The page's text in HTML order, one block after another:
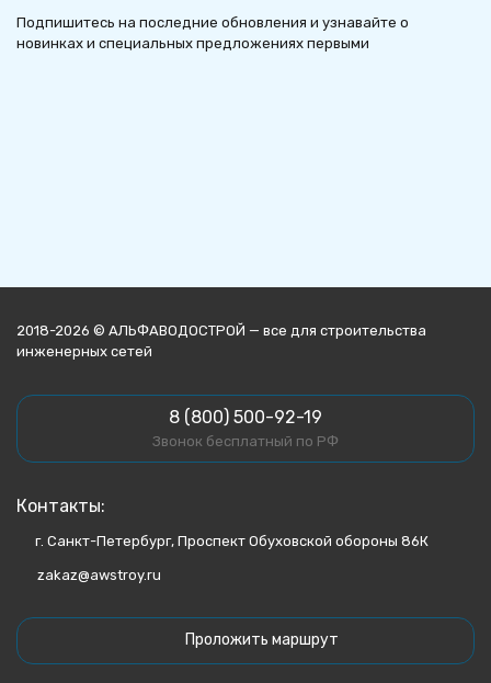
Подпишитесь на последние обновления и узнавайте о
новинках и специальных предложениях первыми
2018-2026 © АЛЬФАВОДОСТРОЙ — все для строительства
инженерных сетей
8 (800) 500-92-19
Звонок бесплатный по РФ
Контакты:
г. Санкт-Петербург, Проспект Обуховской обороны 86К
zakaz@awstroy.ru
Проложить маршрут